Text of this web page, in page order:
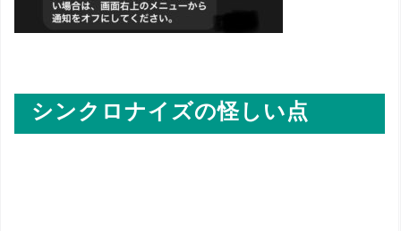
シンクロナイズの怪しい点